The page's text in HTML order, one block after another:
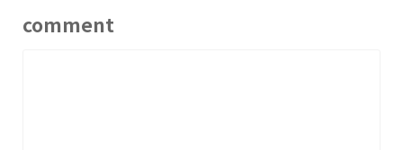
comment